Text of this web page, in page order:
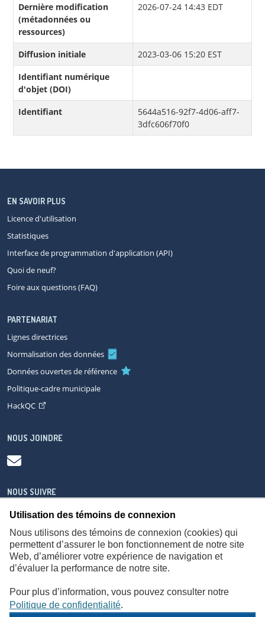
Dernière modification
(métadonnées ou
ressources)
2026-07-24 14:43 EDT
Diffusion initiale
2023-03-06 15:20 EST
Identifiant numérique
d'objet (DOI)
Identifiant
5644a516-92f7-4d06-aff7-
3dfc606f70f0
Utilisation des témoins de connexion
Nous utilisons des témoins de connexion (cookies) qui
permettent d’assurer le bon fonctionnement de notre site
Web, d’améliorer votre expérience de navigation et
d’évaluer la performance de notre site.
Pour plus d’information, vous pouvez consulter notre
Politique de confidentialité.
EN SAVOIR PLUS
Licence d'utilisation
Statistiques
Interface de programmation d'application (API)
Quoi de neuf?
Foire aux questions (FAQ)
PARTENARIAT
Lignes directrices
Normalisation des données
Données ouvertes de référence
Politique-cadre municipale
HackQC
NOUS JOINDRE
NOUS SUIVRE
À propos Accessibilité Plan du site
Consignes de sécurité